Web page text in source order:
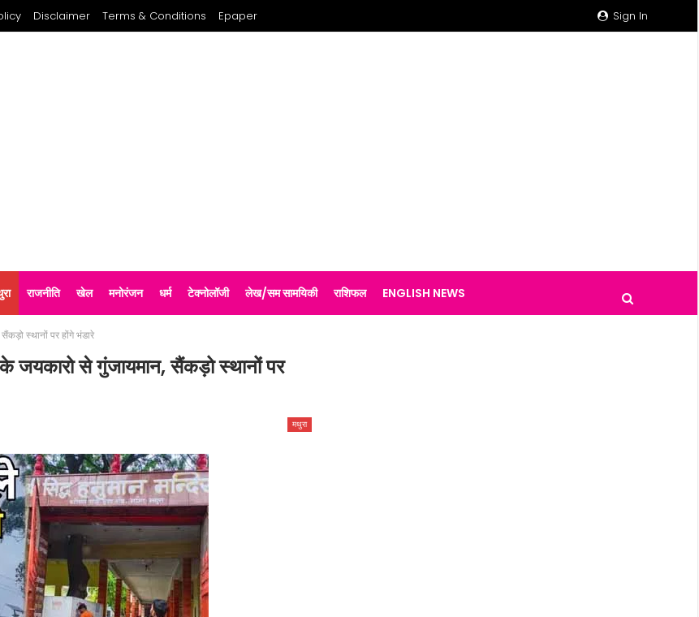
Sign In
Disclaimer Terms & Conditions Epaper
राजनीति खेल मनोरंजन धर्म टेक्नोलॉजी लेख/सम सामयिकी राशिफल ENGLISH NEWS
स्थानों पर होंगे भंडारे
के जयकारो से गुंजायमान, सैंकड़ो स्थानों पर
मथुरा